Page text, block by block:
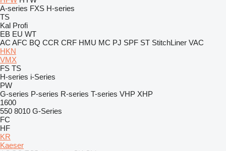
A-series FXS H-series
TS
Kal Profi
EB EU WT
AC AFC BQ CCR CRF HMU MC PJ SPF ST StitchLiner VAC
HKN
VMX
FS TS
H-series i-Series
PW
G-series P-series R-series T-series VHP XHP
1600
550 8010 G-Series
FC
HF
KR
Kaeser